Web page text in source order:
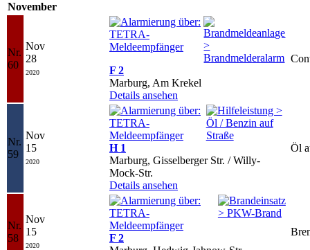
November
Nr.
60
Nov
28
2020
F 2
Marburg, Am Krekel
Details ansehen
Nr.
59
Nov
15
2020
H 1
Marburg, Gisselberger Str. / Willy-
Mock-Str.
Details ansehen
Öl
Nr.
58
Nov
15
2020
F 2